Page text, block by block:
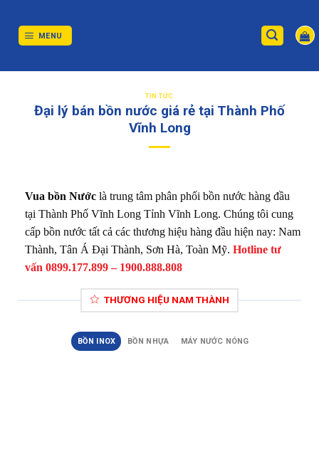
content
MENU
TIN TỨC
Đại lý bán bồn nước giá rẻ tại Thành Phố
Vĩnh Long
Vua bồn Nước là trung tâm phân phối bồn nước hàng đầu
tại Thành Phố Vĩnh Long Tỉnh Vĩnh Long. Chúng tôi cung
cấp bồn nước tất cả các thương hiệu hàng đầu hiện nay: Nam
Thành, Tân Á Đại Thành, Sơn Hà, Toàn Mỹ. Hotline tư
vấn 0899.177.899 – 1900.888.808
THƯƠNG HIỆU NAM THÀNH
BỒN INOX BỒN NHỰA MÁY NƯỚC NÓNG